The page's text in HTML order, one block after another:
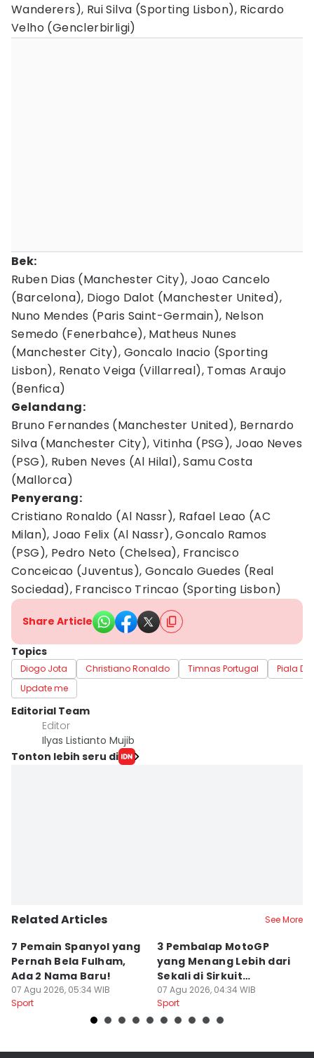
Wanderers), Rui Silva (Sporting Lisbon), Ricardo
Velho (Genclerbirligi)
Bek:
Ruben Dias (Manchester City), Joao Cancelo
(Barcelona), Diogo Dalot (Manchester United),
Nuno Mendes (Paris Saint-Germain), Nelson
Semedo (Fenerbahce), Matheus Nunes
(Manchester City), Goncalo Inacio (Sporting
Lisbon), Renato Veiga (Villarreal), Tomas Araujo
(Benfica)
Gelandang:
Bruno Fernandes (Manchester United), Bernardo
Silva (Manchester City), Vitinha (PSG), Joao Neves
(PSG), Ruben Neves (Al Hilal), Samu Costa
(Mallorca)
Penyerang:
Cristiano Ronaldo (Al Nassr), Rafael Leao (AC
Milan), Joao Felix (Al Nassr), Goncalo Ramos
(PSG), Pedro Neto (Chelsea), Francisco
Conceicao (Juventus), Goncalo Guedes (Real
Sociedad), Francisco Trincao (Sporting Lisbon)
Share Article
Topics
Diogo Jota Christiano Ronaldo Timnas Portugal
Piala
Update me
Editorial Team
Editor
Ilyas Listianto Mujib
Tonton lebih seru di
Related Articles See More
7 Pemain Spanyol yang
Pernah Bela Fulham,
Ada 2 Nama Baru!
07 Agu 2026, 05:34 WIB
Sport
3 Pembalap MotoGP
yang Menang Lebih dari
Sekali di Sirkuit
Silverstone
07 Agu 2026, 04:34 WIB
Sport